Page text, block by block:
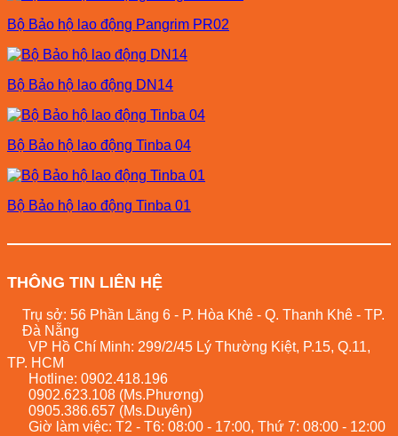
Bộ Bảo hộ lao động Pangrim PR02
Bộ Bảo hộ lao động DN14
Bộ Bảo hộ lao động Tinba 04
Bộ Bảo hộ lao động Tinba 01
THÔNG TIN LIÊN HỆ
Trụ sở: 56 Phần Lăng 6 - P. Hòa Khê - Q. Thanh Khê - TP.
Đà Nẵng
VP Hồ Chí Minh: 299/2/45 Lý Thường Kiệt, P.15, Q.11,
TP. HCM
Hotline: 0902.418.196
0902.623.108 (Ms.Phương)
0905.386.657 (Ms.Duyên)
Giờ làm việc: T2 - T6: 08:00 - 17:00, Thứ 7: 08:00 - 12:00